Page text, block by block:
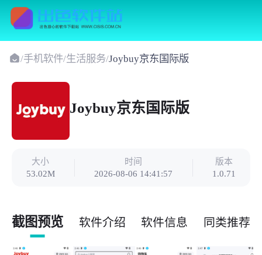
/手机软件/生活服务/Joybuy京东国际版
Joybuy京东国际版
大小
53.02M
时间
2026-08-06 14:41:57
版本
1.0.71
截图预览 软件介绍 软件信息 同类推荐